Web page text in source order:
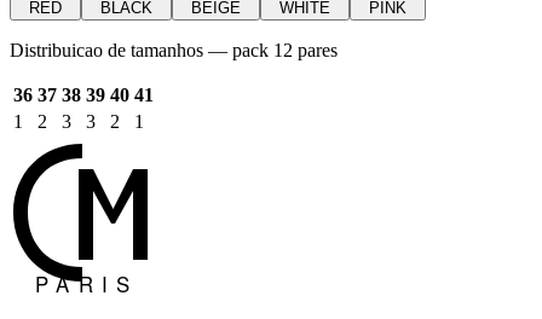
RED BLACK BEIGE WHITE PINK
Distribuicao de tamanhos — pack 12 pares
36 37 38 39 40 41
1
2 3 3 2 1